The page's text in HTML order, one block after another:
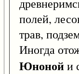
полей,
трав,
Иногда
Юнонойи